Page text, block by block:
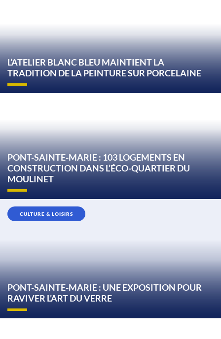
L’ATELIER BLANC BLEU MAINTIENT LA
TRADITION DE LA PEINTURE SUR PORCELAINE
PONT-SAINTE-MARIE : 103 LOGEMENTS EN
CONSTRUCTION DANS L’ÉCO-QUARTIER DU
MOULINET
PONT-SAINTE-MARIE : UNE EXPOSITION POUR
RAVIVER L’ART DU VERRE
CULTURE & LOISIRS